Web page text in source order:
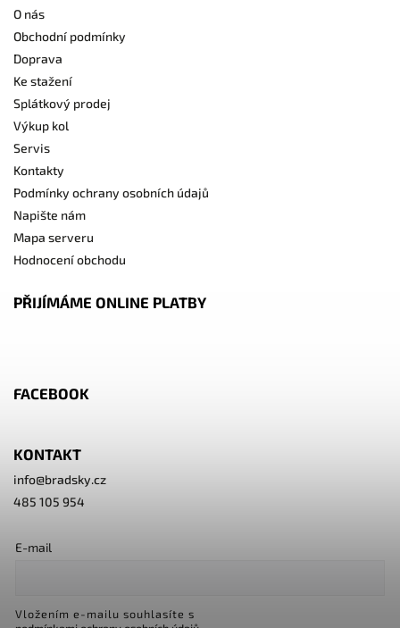
O nás
Obchodní podmínky
Doprava
Ke stažení
Splátkový prodej
Výkup kol
Servis
Kontakty
Podmínky ochrany osobních údajů
Napište nám
Mapa serveru
Hodnocení obchodu
PŘIJÍMÁME ONLINE PLATBY
FACEBOOK
KONTAKT
info@bradsky.cz
485 105 954
E-mail
Vložením e-mailu souhlasíte s